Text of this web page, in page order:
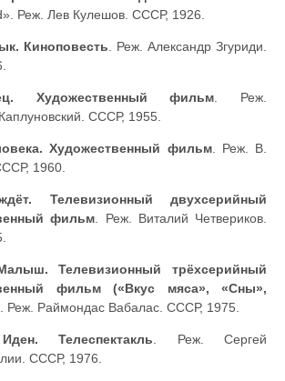
Реж. Лев Кулешов. СССР, 1926.
Киноповесть . Реж. Александр Згуриди.
Художественный фильм . Реж.
СССР, 1955.
Художественный фильм. Реж. В.
1960.
ждёт. Телевизионный двухсерийный
фильм . Реж. Виталий Четвериков.
Телевизионный трёхсерийный
фильм («Вкус мяса», «Сны»,
. Реж. Раймондас Вабалас. СССР, 1975.
Телеспектакль . Реж. Сергей
СССР, 1976.